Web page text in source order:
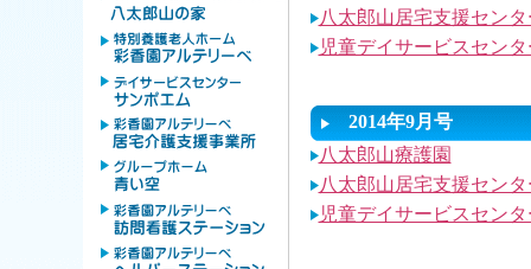
八太郎山居宅支援センタ
児童デイサービスセン
2014年9月号
八太郎山療護園
八太郎山居宅支援センタ
児童デイサービスセン